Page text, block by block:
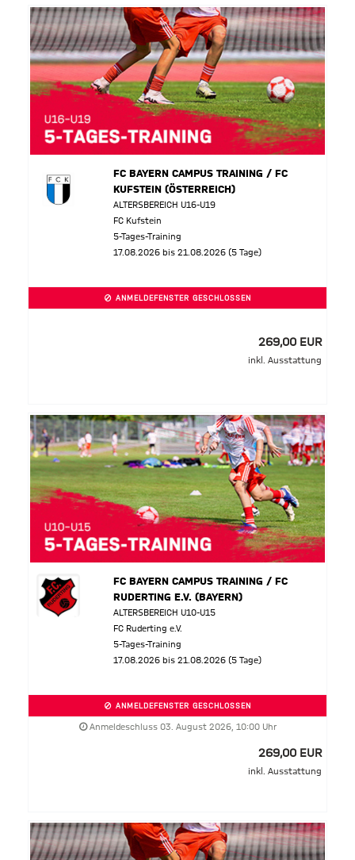
FC BAYERN CAMPUS TRAINING / FC
KUFSTEIN (ÖSTERREICH)
ALTERSBEREICH U16-U19
FC Kufstein
5-Tages-Training
17.08.2026 bis 21.08.2026 (5 Tage)
ANMELDEFENSTER GESCHLOSSEN
269,00 EUR
inkl. Ausstattung
FC BAYERN CAMPUS TRAINING / FC
RUDERTING E.V. (BAYERN)
ALTERSBEREICH U10-U15
FC Ruderting e.V.
5-Tages-Training
17.08.2026 bis 21.08.2026 (5 Tage)
ANMELDEFENSTER GESCHLOSSEN
Anmeldeschluss 03. August 2026, 10:00 Uhr
269,00 EUR
inkl. Ausstattung